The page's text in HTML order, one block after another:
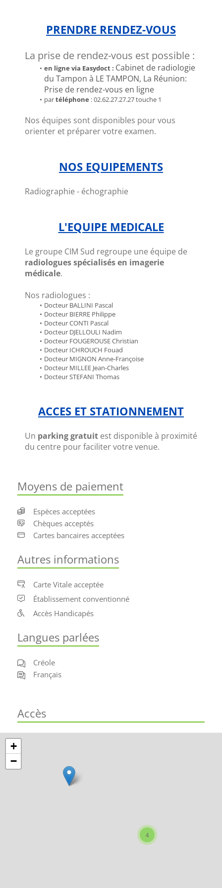
PRENDRE RENDEZ-VOUS
La prise de rendez-vous est possible :
en ligne via Easydoct : Cabinet de radiologie
du Tampon à LE TAMPON, La Réunion:
Prise de rendez-vous en ligne
par téléphone : 02.62.27.27.27 touche 1
Nos équipes sont disponibles pour vous
orienter et préparer votre examen.
NOS EQUIPEMENTS
Radiographie - échographie
L'EQUIPE MEDICALE
radiologues spécialisés en imagerie
médicale.
Nos radiologues :
Docteur BALLINI Pascal
Docteur BIERRE Philippe
Docteur CONTI Pascal
Docteur DJELLOULI Nadim
Docteur FOUGEROUSE Christian
Docteur ICHROUCH Fouad
Docteur MIGNON Anne-Françoise
Docteur MILLEE Jean-Charles
Docteur STEFANI Thomas
ACCES ET STATIONNEMENT
Un parking gratuit est disponible à proximité
du centre pour faciliter votre venue.
Moyens de paiement
Espèces acceptées
Chèques acceptés
Cartes bancaires acceptées
Autres informations
Carte Vitale acceptée
Établissement conventionné
Accès Handicapés
Langues parlées
Créole
Français
Accès
4
+
−